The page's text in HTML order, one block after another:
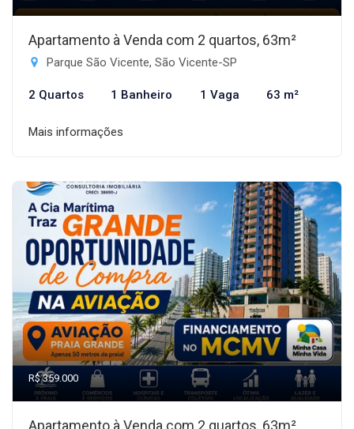
Apartamento à Venda com 2 quartos, 63m²
Parque São Vicente, São Vicente-SP
2 Quartos 1 Banheiro 1 Vaga 63 m²
Mais informações
R$ 359.000
Apartamento à Venda com 2 quartos, 63m²